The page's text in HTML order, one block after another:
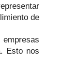
de
Esto nos